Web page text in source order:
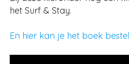
het Surf & Stay.
En hier kan je het boek